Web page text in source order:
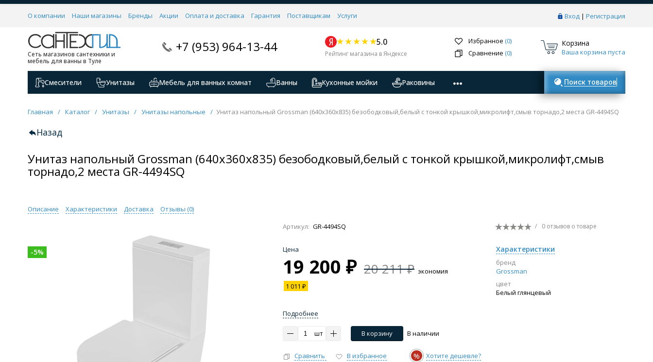
Вход | Регистрация
О компании Наши магазины Бренды Акции Оплата и доставка Гарантия Поставщикам Услуги
Сеть магазинов сантехники и
мебель для ванны в Туле
+7 (953) 964-13-44 5.0
Рейтинг магазина в Яндексе
Избранное (0)
Сравнение (0)
Корзина
Ваша корзина пуста
Смесители Унитазы Мебель для ванных комнат Ванны Кухонные мойки Раковины Поиск товаров
Главная / Каталог / Унитазы / Унитазы напольные / Унитаз напольный Grossman (640х360х835) безободковый,белый с тонкой крышкой,микролифт,смыв торнадо,2 места GR-4494SQ
Назад
Унитаз напольный Grossman (640х360х835) безободковый,белый с тонкой крышкой,микролифт,смыв
торнадо,2 места GR-4494SQ
Описание Характеристики Доставка Отзывы (0)
-5%
Артикул: GR-4494SQ / 0 отзывов о товаре
Цена
19 200 ₽ 20 211 ₽ экономия
1 011 ₽
Характеристики
бренд
Grossman
цвет
Белый глянцевый
Подробнее
шт В корзину В наличии
Сравнить В избранное % Хотите дешевле?